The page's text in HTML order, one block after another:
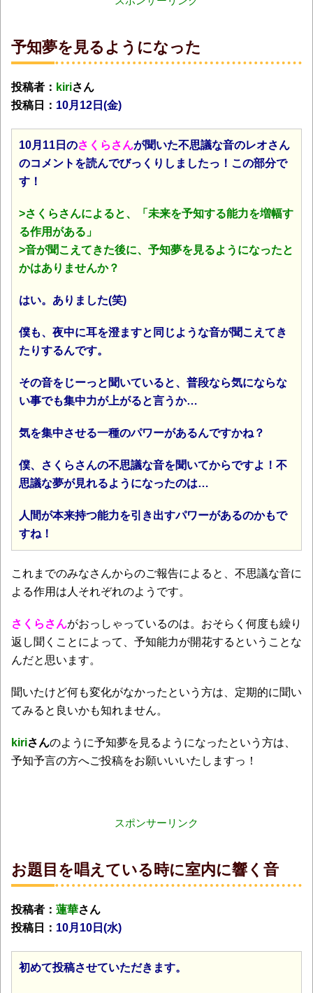
予知夢を見るようになった
投稿者： kiriさん
投稿日： 10月12日(金)
10月11日のさくらさんが聞いた不思議な音のレオさん
のコメントを読んでびっくりしましたっ！この部分で
す！
>さくらさんによると、「未来を予知する能力を増幅す
る作用がある」
>音が聞こえてきた後に、予知夢を見るようになったと
かはありませんか？
はい。ありました(笑)
僕も、夜中に耳を澄ますと同じような音が聞こえてき
たりするんです。
その音をじーっと聞いていると、普段なら気にならな
い事でも集中力が上がると言うか…
気を集中させる一種のパワーがあるんですかね？
僕、さくらさんの不思議な音を聞いてからですよ！不
思議な夢が見れるようになったのは…
人間が本来持つ能力を引き出すパワーがあるのかもで
すね！
これまでのみなさんからのご報告によると、不思議な音に
よる作用は人それぞれのようです。
さくらさんがおっしゃっているのは。おそらく何度も繰り
返し聞くことによって、予知能力が開花するということな
んだと思います。
聞いたけど何も変化がなかったという方は、定期的に聞い
てみると良いかも知れません。
kiriさんのように予知夢を見るようになったという方は、
予知予言の方へご投稿をお願いいいたしますっ！
スポンサーリンク
お題目を唱えている時に室内に響く音
投稿者： 蓮華さん
投稿日： 10月10日(水)
初めて投稿させていただきます。